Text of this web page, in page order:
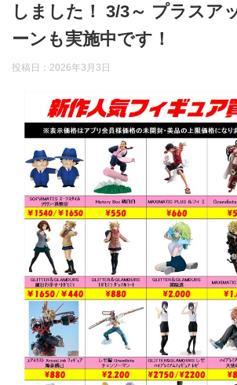
しました！ 3/3～ プラスア
ーンも実施中です！
投稿日： 2026年3月3日